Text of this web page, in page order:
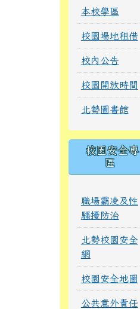
本校學區
校園場地租借
校內公告
校園開放時間
北勢圖書館
校園安全專
區
職場霸凌及性
騷擾防治
北勢校園安全
網
校園安全地圖
公共意外責任